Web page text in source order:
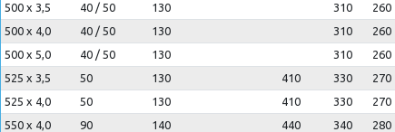
500 x 3,5
40 / 50 130 310 260
500 x 4,0
40 / 50 130 310 260
500 x 5,0
40 / 50 130 310 260
525 x 3,5
50 130 410 330 270
525 x 4,0
50 130 410 330 270
550 x 4,0
90 140 440 340 280